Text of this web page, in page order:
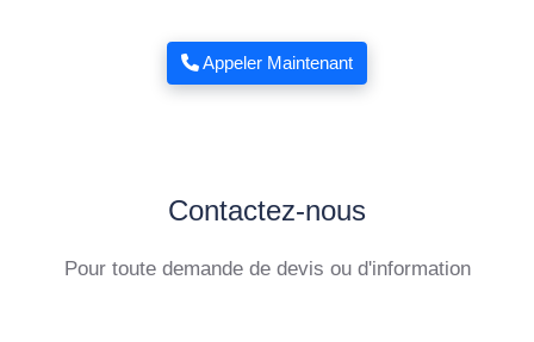
Appeler Maintenant
Contactez-nous
Pour toute demande de devis ou d'information